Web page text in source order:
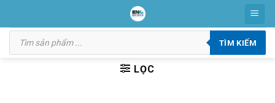
content
Tìm
kiếm
phẩm
TÌM KIẾM
LỌC